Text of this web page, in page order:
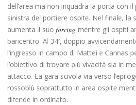
dell’area ma non inquadra la porta con
sinistra del portiere ospite. Nel finale, la
aumenta il suo forcing mentre gli ospiti
baricentro. Al 34′, doppio
l’ingresso in campo di Mattei e Cannas
l’obiettivo di trovare più vivacità sia in
attacco. La gara scivola via verso
rossoblù soprattutto in area ospite
difende in ordinato.